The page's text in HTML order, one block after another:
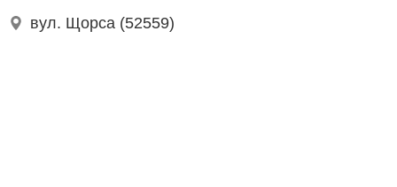
вул. Щорса (52559)